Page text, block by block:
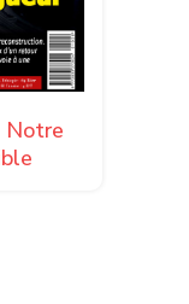
Notre